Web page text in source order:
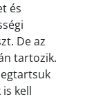
és
De az
tartozik.
kell